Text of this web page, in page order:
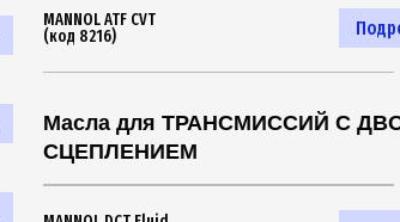
MANNOL ATF CVT
(код 8216)
Масла для ТРАНСМИССИЙ С
СЦЕПЛЕНИЕМ